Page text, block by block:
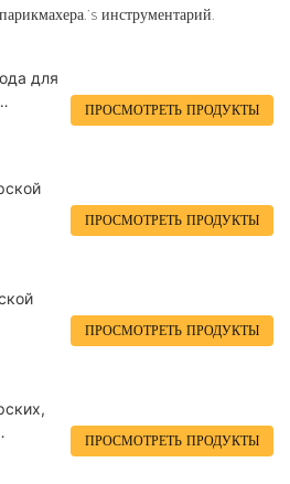
инструментарий.
для
ПРОСМОТРЕТЬ ПРОДУКТЫ
ПРОСМОТРЕТЬ ПРОДУКТЫ
ПРОСМОТРЕТЬ ПРОДУКТЫ
ПРОСМОТРЕТЬ ПРОДУКТЫ